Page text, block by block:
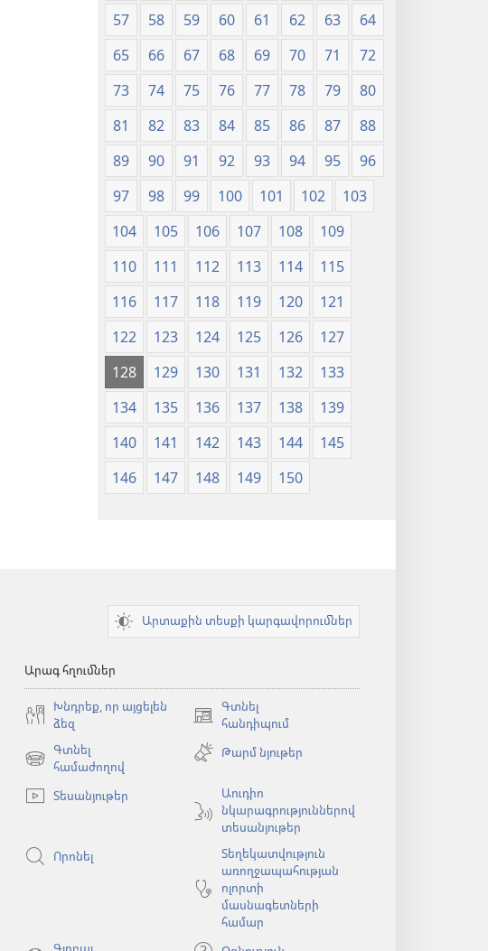
57
58 59 60 61 62 63
64
65
66 67 68 69 70 71
72
73
74 75 76 77 78 79
80
81
82 83 84 85 86 87
88
89
90 91 92 93 94 95
96
97
98 99 100 101 102
103
104
105 106 107 108
109
110
111 112 113 114
115
116
117 118 119 120
121
122
123 124 125 126
127
128
129 130 131 132
133
134
135 136 137 138
139
140
141 142 143 144
145
146
147 148 149 150
Արտաքին տեսքի կարգավորումներ
Արագ հղումներ
Խնդրեք, որ այցելեն
ձեզ
Գտնել
հանդիպում
(բացվում
նոր
Գտնել
համաժողով
(բացվում
նոր
Թարմ նյութեր
Տեսանյութեր
Աուդիո
նկարագրություններով
տեսանյութեր
Որոնել
Տեղեկատվություն
առողջապահության
ոլորտի
մասնագետների
համար